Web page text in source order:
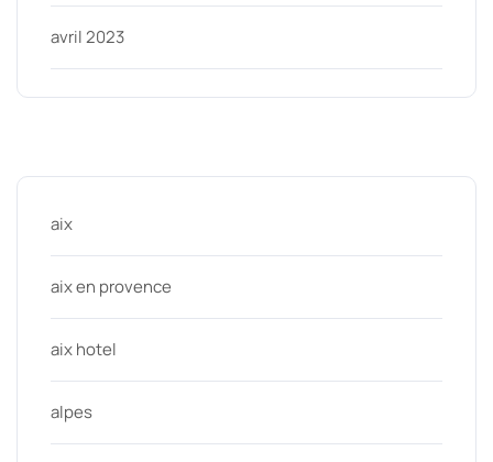
avril 2023
aix
aix en provence
aix hotel
alpes